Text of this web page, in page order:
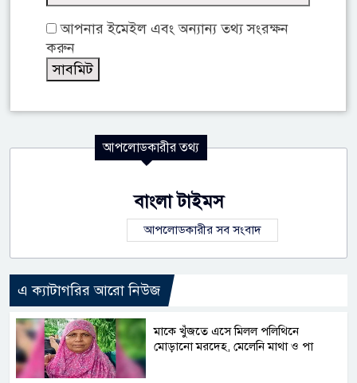
আপনার ইমেইল এবং অন্যান্য তথ্য সংরক্ষন
করুন
আপলোডকারীর তথ্য
বাংলা টাইমস
আপলোডকারীর সব সংবাদ
এ ক্যাটাগরির আরো নিউজ
মাকে খুঁজতে এসে মিলল পলিথিনে
মোড়ানো মরদেহ, মেলেনি মাথা ও পা